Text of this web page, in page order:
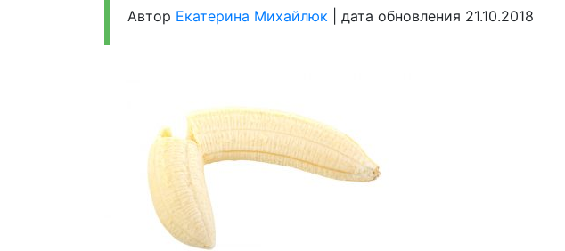
Автор Екатерина Михайлюк дата обновления 21.10.2018